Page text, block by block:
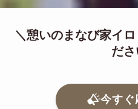
＼憩いのまなび家イ
ださ
今すぐ